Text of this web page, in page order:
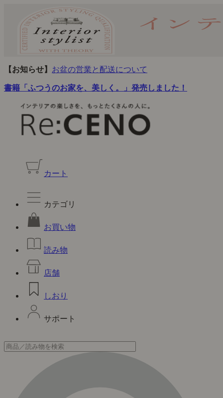
【お知らせ】 お盆の営業と配送について
書籍「ふつうのお家を、美しく。」発売しました！
カート
カテゴリ
お買い物
読み物
店舗
しおり
サポート